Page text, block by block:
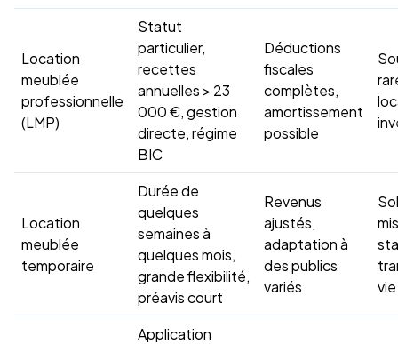
Location
meublée
professionnelle
(LMP)
Statut
particulier,
recettes
annuelles > 23
000 €, gestion
directe, régime
BIC
Déductions
fiscales
complètes,
amortissement
possible
Location
meublée
temporaire
Durée de
quelques
semaines à
quelques mois,
grande flexibilité,
préavis court
Revenus
ajustés,
adaptation à
des publics
variés
vie
Application